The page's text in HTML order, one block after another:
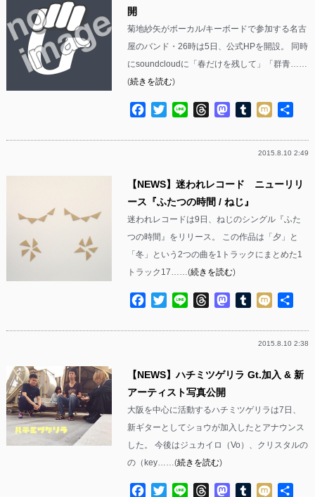
開
菊地紗矢がボーカル/キーボードで参加する名古
屋のバンド・26時は5日、公式HPを開設。 同時
にsoundcloudに「春だけを残して」「群青……
(続きを読む)
Facebook
TwitterLine ThreadsMastodon
Tumblr
Mixi
2015.8.10 2:49
【NEWS】迷われレコード ニューリリ
ース『ふたつの時間 / ねじ』
迷われレコードは9日、ねじのシングル『ふた
つの時間』をリリース。 この作品は「夕」と
「冬」という2つの曲を1トラックにまとめた1
トラック17……(続きを読む)
Facebook
TwitterLine ThreadsMastodon
Tumblr
Mixi
2015.8.10 2:38
【NEWS】ハチミツゲリラ Gt.加入 & 新
アーティスト写真公開
大阪を中心に活動するハチミツゲリラは7日、
新ギターとしてショウが加入したとアナウンス
した。 今後はジュカイロ（Vo）、クリスタルの
の（key……(続きを読む)
Facebook
TwitterLine ThreadsMastodon
Tumblr
Mixi